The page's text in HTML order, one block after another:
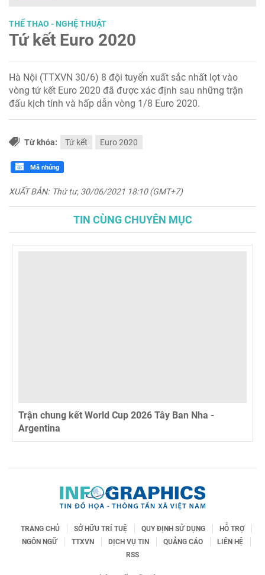
THỂ THAO - NGHỆ THUẬT
Tứ kết Euro 2020
Hà Nội (TTXVN 30/6) 8 đội tuyển xuất sắc nhất lọt vào
vòng tứ kết Euro 2020 đã được xác định sau những trận
đấu kịch tính và hấp dẫn vòng 1/8 Euro 2020.
Từ khóa: Tứ kết Euro 2020
Mã nhúng
XUẤT BẢN: Thứ tư, 30/06/2021 18:10 (GMT+7)
TIN CÙNG CHUYÊN MỤC
Trận chung kết World Cup 2026 Tây Ban Nha -
Argentina
TRANG CHỦ SỞ HỮU TRÍ TUỆ QUY ĐỊNH SỬ DỤNG
HỖ TRỢ
NGÔN NGỮ
TTXVN DỊCH VỤ TIN QUẢNG CÁO
LIÊN HỆ
RSS